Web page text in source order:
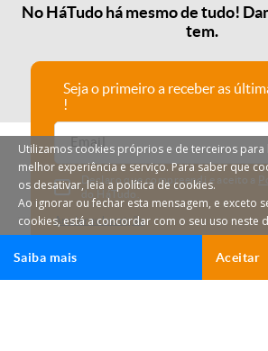
No HáTudo há mesmo de tudo!
tem.
Seja o primeiro a receber as
!
Declaro que compreendi e aceito a
do HáTudo.
Anular subscrição
Utilizamos cookies próprios e de terceiros para
melhor experiência e serviço. Para saber que
os desativar, leia a política de cookies.
Ao ignorar ou fechar esta mensagem, e exceto
cookies, está a concordar com o seu uso neste
Aceitar
Saiba mais